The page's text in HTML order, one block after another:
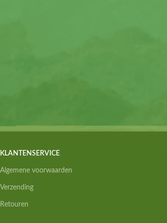
KLANTENSERVICE
Algemene voorwaarden
Verzending
Retouren